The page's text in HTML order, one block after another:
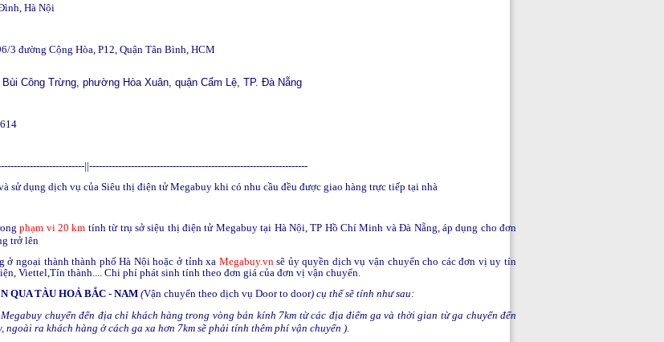
Hà Nội
3 đường Cộng Hòa, P12, Quận Tân Bình, HCM
Bùi Công Trừng, phường Hòa Xuân, quận Cẩm Lệ, TP. Đà Nẵng
||--------------------------------------------------------------------
sử dụng dịch vụ của Siêu thị điện tử Megabuy khi có nhu cầu đều được giao hàng trực tiếp tại nhà
phạm vi 20 km tính từ trụ sở siệu thị điện tử Megabuy tại Hà Nội, TP Hồ Chí Minh và Đà Nẵng, áp dụng cho đơn
trở lên
ở ngoại thành thành phố Hà Nội hoặc ở tỉnh xa Megabuy.vn sẽ ủy quyền dịch vụ vận chuyển cho các đơn vị uy tín
Viettel,Tín thành.... Chi phí phát sinh tính theo đơn giá của đơn vị vận chuyển.
QUA TÀU HOẢ BẮC - NAM (Vận chuyển theo dịch vụ Door to door) cụ thể sẽ tính như sau:
chuyển đến địa chỉ khách hàng trong vòng bán kính 7km từ các địa điểm ga và thời gian từ ga chuyển đến
ngoài ra khách hàng ở cách ga xa hơn 7km sẽ phải tính thêm phí vận chuyển ).